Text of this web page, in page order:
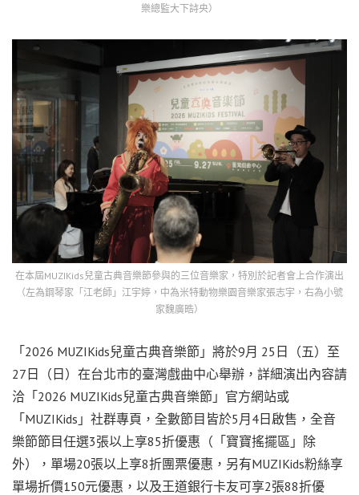
樂總監大下詩央）
在本屆MUZIKids兒童古典音樂節參與的三位音樂家，特別於記者會上合作演出
（左為鋼琴家「江老師」江宇婷，中為米特動物樂園音樂家張志宇，右為小號
家魏廣晧）
「2026 MUZIKids兒童古典音樂節」將於9月 25日（五）至
27日（日）在台北市的臺灣戲曲中心舉辦，詳細演出內容請
洽「2026 MUZIKids兒童古典音樂節」官方網站或
「MUZIKids」社群專頁，全數節目皆於5月4日啟售，全音
樂節節目任選3張以上享85折優惠（「寶寶搖擺區」除
外），單場20張以上享8折團票優惠，另有MUZIKids粉絲享
單場折價150元優惠，以及王道銀行卡友可享2張88折優